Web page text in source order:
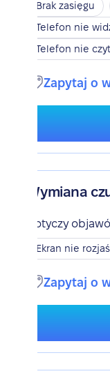
Brak zasięgu
Telefon nie
Telefon nie
Zapytaj o
Wymiana
Dotyczy
Ekran nie
Zapytaj o